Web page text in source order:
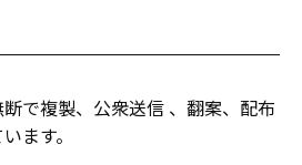
で複製、公衆送信 、翻案、配布
ます。